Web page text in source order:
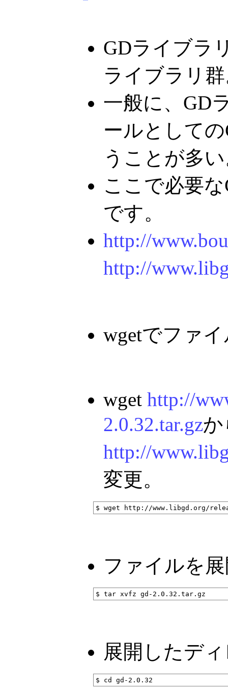
GDライブラ
ライブラリ
一般に、GD
ールとして
うことが多
ここで必要
です。
http://
http://
wgetでファ
wget http://
2.0.32.tar.gzか
http://
変更。
ファイルを
展開したデ